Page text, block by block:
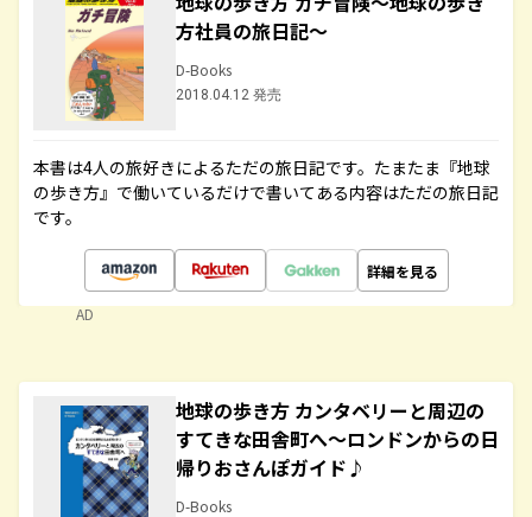
方社員の旅日記～
D-Books
2018.04.12 発売
本書は4人の旅好きによるただの旅日記です。たまたま『地球
の歩き方』で働いているだけで書いてある内容はただの旅日記
です。
詳細を見る
AD
地球の歩き方 カンタベリーと周辺の
すてきな田舎町へ～ロンドンからの日
帰りおさんぽガイド♪
D-Books